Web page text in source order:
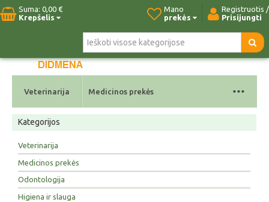
Suma: 0,00 €
Krepšelis
Registruotis /
Prisijungti
Mano
prekės
Pradžia Naujos prekės Kontaktai
Veterinarija Medicinos prekės ...
Kategorijos
Veterinarija
Medicinos prekės
Odontologija
Higiena ir slauga